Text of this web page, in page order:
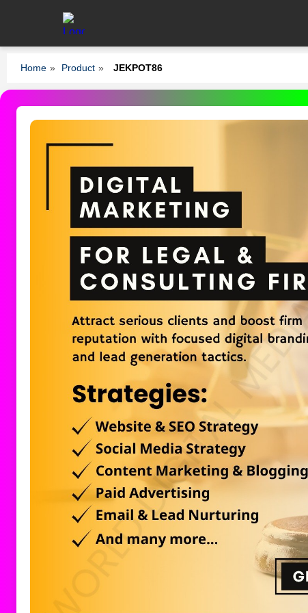
Home » Product » JEKPOT86